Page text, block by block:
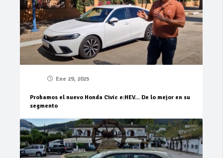
Ene 29, 2025
Probamos el nuevo Honda Civic e:HEV… De lo mejor en su
segmento